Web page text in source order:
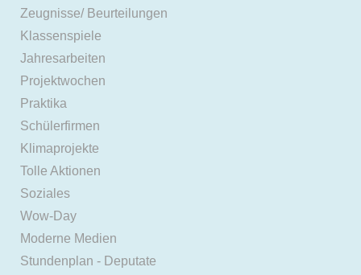
Zeugnisse/ Beurteilungen
Klassenspiele
Jahresarbeiten
Projektwochen
Praktika
Schülerfirmen
Klimaprojekte
Tolle Aktionen
Soziales
Wow-Day
Moderne Medien
Stundenplan - Deputate